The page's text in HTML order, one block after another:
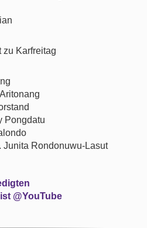
zu Karfreitag
Pongdatu
Junita Rondonuwu-Lasut
@YouTube